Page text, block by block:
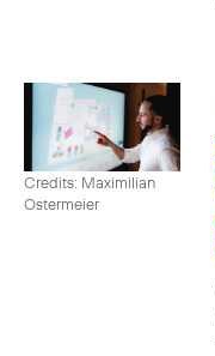
Credits: Maximilian
Ostermeier